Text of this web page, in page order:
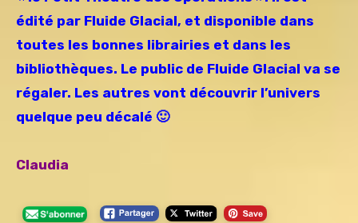
édité par Fluide Glacial, et disponible dans
toutes les bonnes librairies et dans les
bibliothèques. Le public de Fluide Glacial va se
régaler. Les autres vont découvrir l’univers
quelque peu décalé 🙂
Claudia